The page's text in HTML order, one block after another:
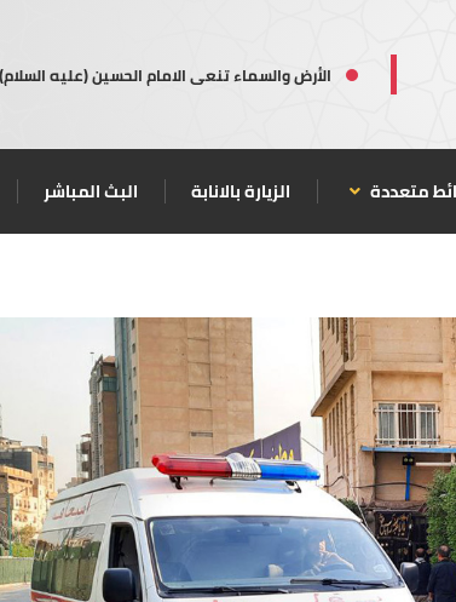
الأرض والسماء تنعى الامام الحسين (عليه
متعددة الزيارة بالانابة البث المباشر